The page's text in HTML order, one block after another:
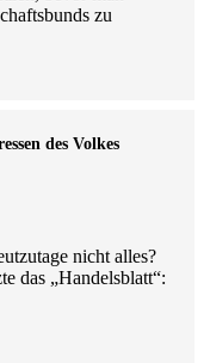
zu
des Volkes
nicht alles?
das „Handelsblatt“: